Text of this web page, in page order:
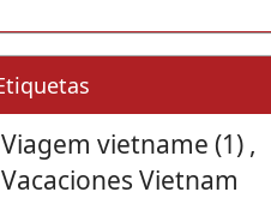
Viagem vietname (1) ,
Vacaciones Vietnam